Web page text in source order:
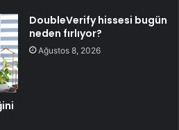
DoubleVerify hissesi bugün
neden fırlıyor?
Ağustos 8, 2026